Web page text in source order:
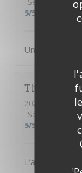
5/5
Un des
Thierry
2026-08-02
-
Servizio
5/5
L’accueil est